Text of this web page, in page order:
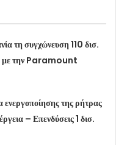
τη συγχώνευση 110 δισ.
την Paramount
της ρήτρας
– Επενδύσεις 1 δισ.